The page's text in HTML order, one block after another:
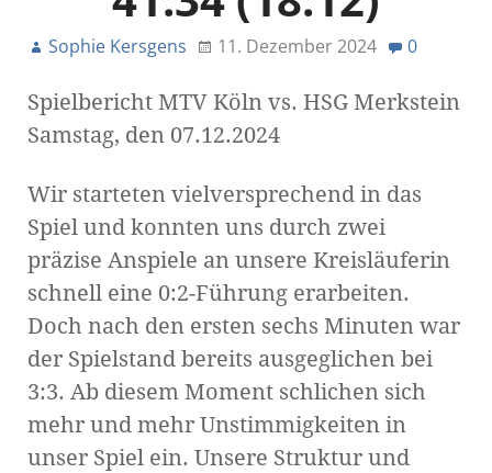
Sophie Kersgens 11. Dezember 2024 0
Spielbericht MTV Köln vs. HSG Merkstein
Samstag, den 07.12.2024
Wir starteten vielversprechend in das
Spiel und konnten uns durch zwei
präzise Anspiele an unsere Kreisläuferin
schnell eine 0:2-Führung erarbeiten.
Doch nach den ersten sechs Minuten war
der Spielstand bereits ausgeglichen bei
3:3. Ab diesem Moment schlichen sich
mehr und mehr Unstimmigkeiten in
unser Spiel ein. Unsere Struktur und